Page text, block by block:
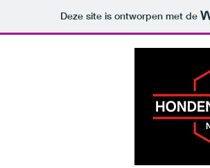
Deze site is ontworpen met de